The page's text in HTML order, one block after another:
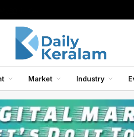
Market Industry